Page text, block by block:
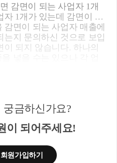
감면이 되는 사업자 1개
자 1개가 있는데 감면이 되
면이 되는 사업자 매출에
는지 문의하신 것으로 보입
되지 않습니다. 하나의
궁금하신가요?
이 되어주세요!
원가입하기